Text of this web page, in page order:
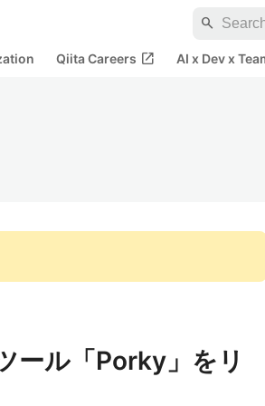
search
Qiita Careers open_in_new AI x Dev x
ール「Porky」をリ